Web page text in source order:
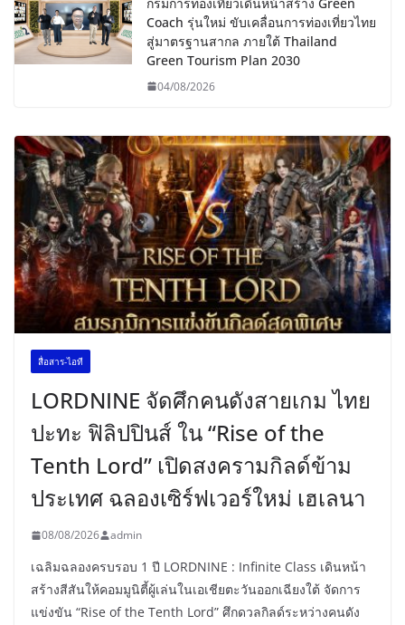
Coach รุ่นใหม่ ขับเคลื่อนการท่องเที่ยวไทย
สู่มาตรฐานสากล ภายใต้ Thailand
Green Tourism Plan 2030
04/08/2026
สื่อสาร-ไอที
LORDNINE จัดศึกคนดังสายเกม ไทย
ปะทะ ฟิลิปปินส์ ใน “Rise of the
Tenth Lord” เปิดสงครามกิลด์ข้าม
ประเทศ ฉลองเซิร์ฟเวอร์ใหม่ เฮเลนา
08/08/2026 admin
เฉลิมฉลองครบรอบ 1 ปี LORDNINE : Infinite Class เดินหน้า
สร้างสีสันให้คอมมูนิตี้ผู้เล่นในเอเชียตะวันออกเฉียงใต้ จัดการ
แข่งขัน “Rise of the Tenth Lord” ศึกดวลกิลด์ระหว่างคนดัง